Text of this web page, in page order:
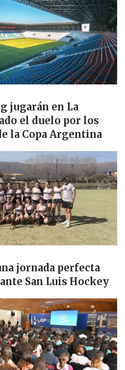
jugarán en La
el duelo por los
la Copa Argentina
jornada perfecta
San Luis Hockey